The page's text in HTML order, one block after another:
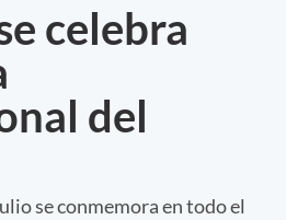
celebra
del
se conmemora en todo el